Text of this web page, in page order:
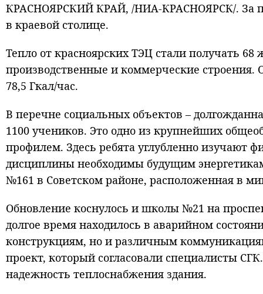
КРАСНОЯРСКИЙ КРАЙ, /НИА-КРАСНОЯРСК/. За
в краевой столице.
Тепло от красноярских ТЭЦ стали получать
производственные и коммерческие строения.
78,5 Гкал/час.
В перечне социальных объектов –
1100 учеников. Это одно из крупнейших
профилем. Здесь ребята углубленно изучают
дисциплины необходимы будущим
№161 в Советском районе, расположенная в
Обновление коснулось и школы №21 на
долгое время находилось в аварийном
конструкциям, но и различным
проект, который согласовали специалисты
надежность теплоснабжения здания.